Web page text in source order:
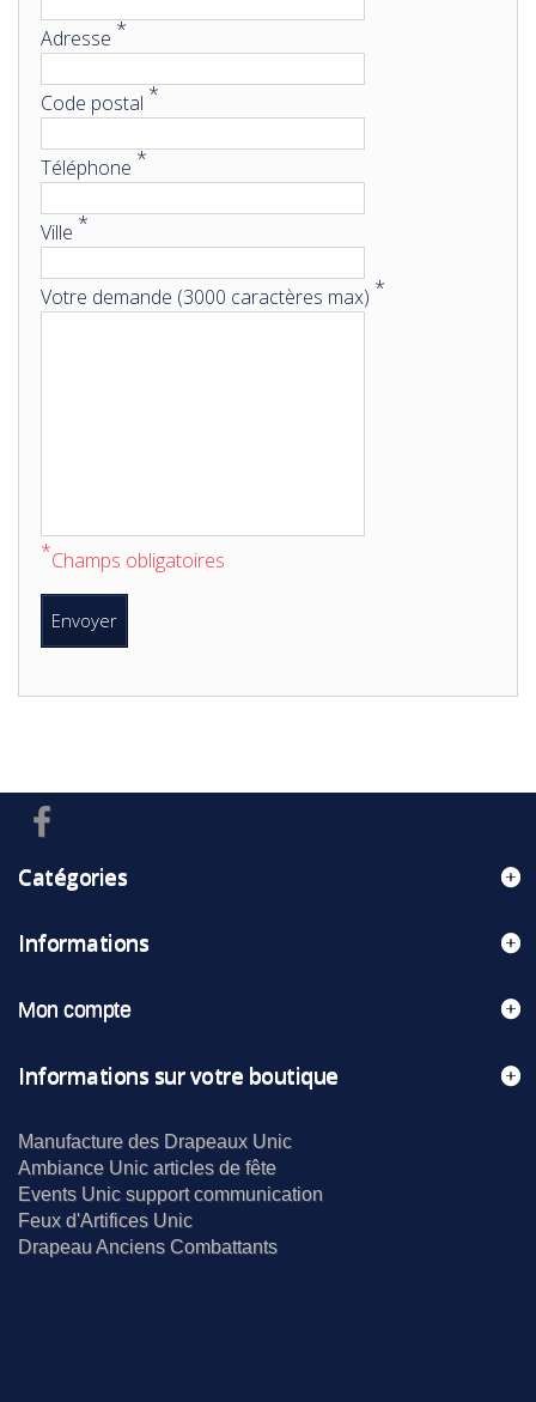
Adresse *
Code postal *
Téléphone *
Ville *
Votre demande (3000 caractères max) *
*Champs obligatoires
Envoyer
Catégories
Informations
Mon compte
Informations sur votre boutique
Manufacture des Drapeaux Unic
Ambiance Unic articles de fête
Events Unic support communication
Feux d'Artifices Unic
Drapeau Anciens Combattants